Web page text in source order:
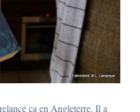
ça en Angleterre. Il a